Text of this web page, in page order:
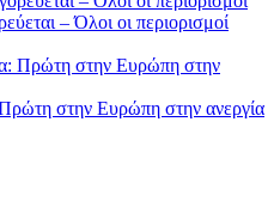
– Όλοι οι περιορισμοί
στην Ευρώπη στην ανεργία